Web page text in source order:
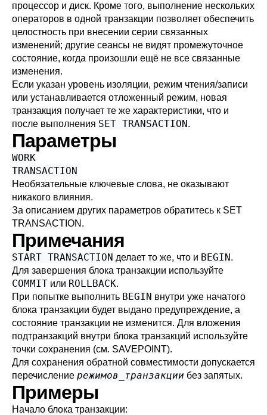
процессор и диск. Кроме того, выполнение нескольких
операторов в одной транзакции позволяет обеспечить
целостность при внесении серии связанных
изменений; другие сеансы не видят промежуточное
состояние, когда произошли ещё не все связанные
изменения.
Если указан уровень изоляции, режим чтения/записи
или устанавливается отложенный режим, новая
транзакция получает те же характеристики, что и
после выполнения SET TRANSACTION.
Параметры
WORK
TRANSACTION
Необязательные ключевые слова, не оказывают
никакого влияния.
За описанием других параметров обратитесь к SET
TRANSACTION .
Примечания
START TRANSACTION делает то же, что и BEGIN.
Для завершения блока транзакции используйте
COMMIT или ROLLBACK.
При попытке выполнить BEGIN внутри уже начатого
блока транзакции будет выдано предупреждение, а
состояние транзакции не изменится. Для вложения
подтранзакций внутри блока транзакций используйте
точки сохранения (см. SAVEPOINT).
Для сохранения обратной совместимости допускается
перечисление режимов_транзакции без запятых.
Примеры
Начало блока транзакции: